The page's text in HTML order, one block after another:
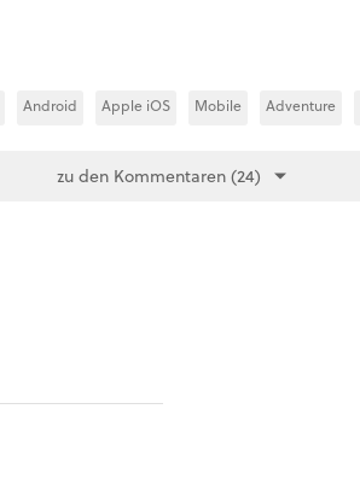
Android Apple iOS Mobile Adventure
zu den Kommentaren (24)